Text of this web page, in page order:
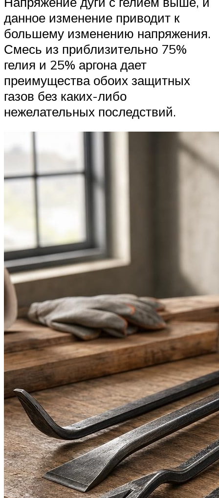
данное изменение приводит к
большему изменению напряжения.
Смесь из приблизительно 75%
гелия и 25% аргона дает
преимущества обоих защитных
газов без каких-либо
нежелательных последствий.